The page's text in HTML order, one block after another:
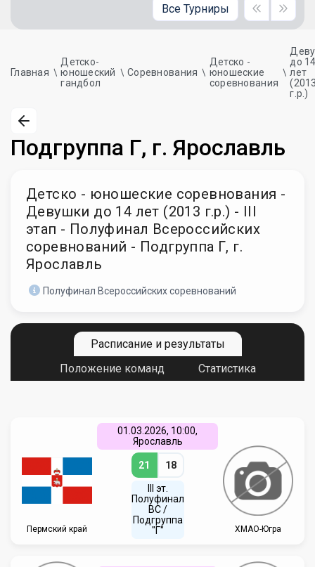
Все Турниры
Главная
Детско-
юношеский
гандбол
Соревнования
Детско -
юношеские
соревнования
до
лет
г.р.)
Подгруппа Г, г. Ярославль
Детско - юношеские соревнования -
Девушки до 14 лет (2013 г.р.) - III
этап - Полуфинал Всероссийских
соревнований - Подгруппа Г, г.
Ярославль
Полуфинал Всероссийских соревнований
Расписание и результаты
Положение команд
Статистика
Пермский край
01.03.2026, 10:00,
Ярославль
21 18
III эт.
Полуфинал
ВC /
Подгруппа
"Г"
ХМАО-Югра